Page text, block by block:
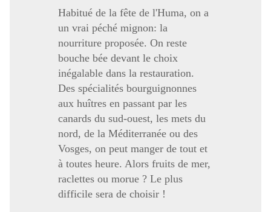
Habitué de la fête de l'Huma, on a
un vrai péché mignon: la
nourriture proposée. On reste
bouche bée devant le choix
inégalable dans la restauration.
Des spécialités bourguignonnes
aux huîtres en passant par les
canards du sud-ouest, les mets du
nord, de la Méditerranée ou des
Vosges, on peut manger de tout et
à toutes heure. Alors fruits de mer,
raclettes ou morue ? Le plus
difficile sera de choisir !